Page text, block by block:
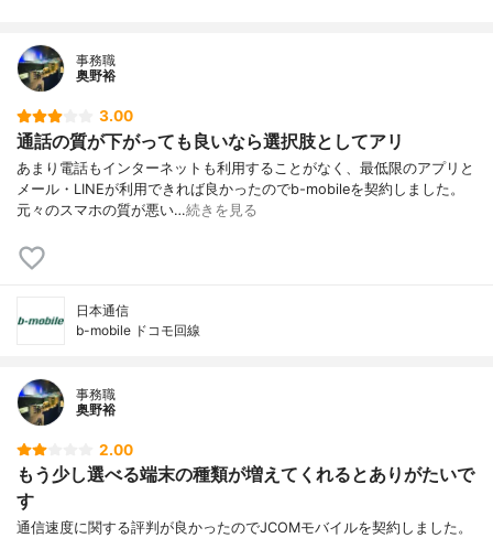
事務職
奥野裕
3.00
通話の質が下がっても良いなら選択肢としてアリ
あまり電話もインターネットも利用することがなく、最低限のアプリと
メール・LINEが利用できれば良かったのでb-mobileを契約しました。
元々のスマホの質が悪い…続きを見る
日本通信
b-mobile ドコモ回線
事務職
奥野裕
2.00
もう少し選べる端末の種類が増えてくれるとありがたいで
す
通信速度に関する評判が良かったのでJCOMモバイルを契約しました。